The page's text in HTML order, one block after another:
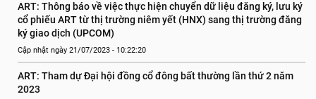
ART: Thông báo về việc thực hiện chuyển dữ liệu đăng ký, lưu ký
cổ phiếu ART từ thị trường niêm yết (HNX) sang thị trường đăng
ký giao dịch (UPCOM)
Cập nhật ngày 21/07/2023 - 10:22:20
ART: Tham dự Đại hội đồng cổ đông bất thường lần thứ 2 năm
2023